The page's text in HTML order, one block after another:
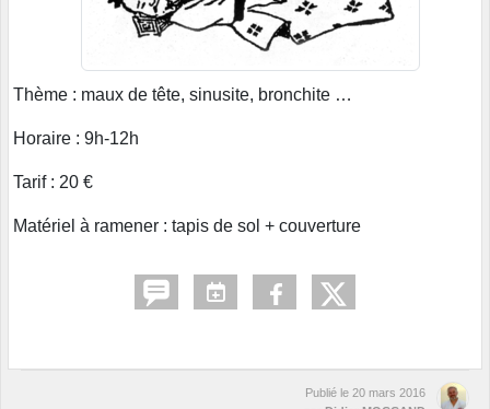
Thème : maux de tête, sinusite, bronchite …
Horaire : 9h-12h
Tarif : 20 €
Matériel à ramener : tapis de sol + couverture
Publié le 20 mars 2016